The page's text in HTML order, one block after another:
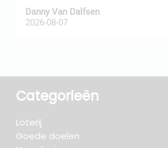
Danny Van Dalfsen
2026-08-07
Categorieën
Loterij
Goede doelen